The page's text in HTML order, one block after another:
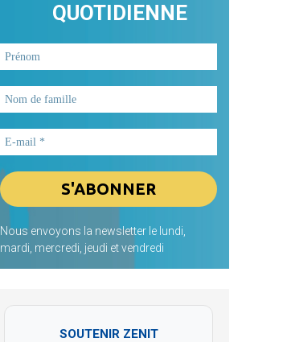
QUOTIDIENNE
Nous envoyons la newsletter le lundi,
mardi, mercredi, jeudi et vendredi
SOUTENIR ZENIT